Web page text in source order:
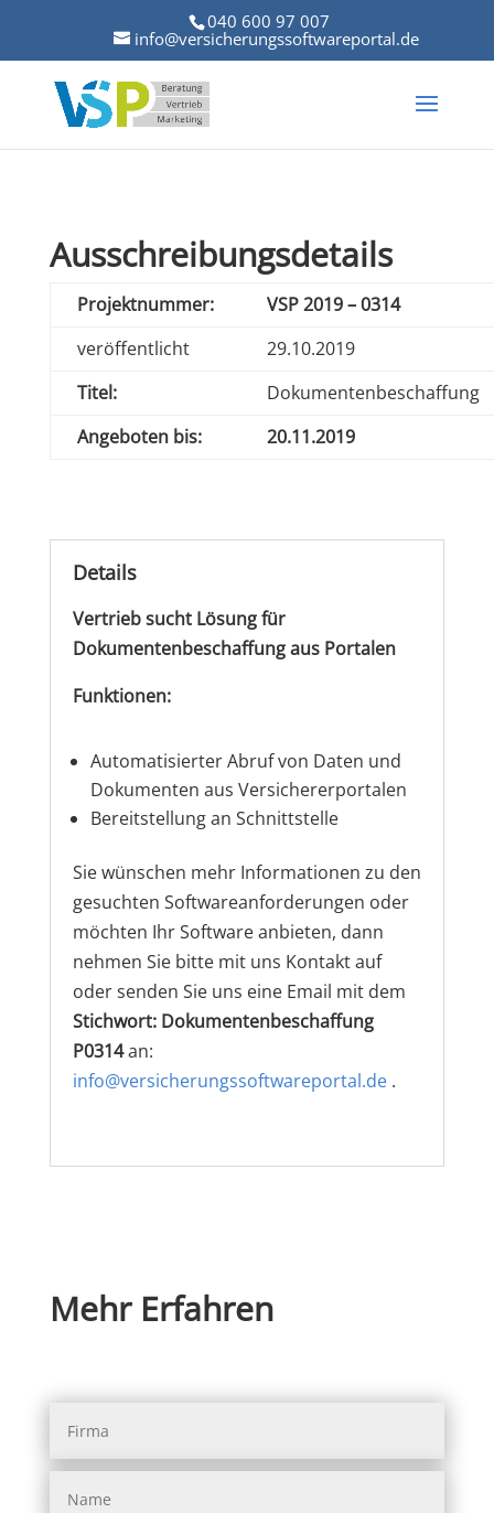
040 600 97 007
info@versicherungssoftwareportal.de
Ausschreibungsdetails
Projektnummer:
VSP 2019 – 0314
veröffentlicht
29.10.2019
Titel:
Dokumentenbeschaffung
Angeboten bis:
20.11.2019
Details
Vertrieb sucht Lösung für
Dokumentenbeschaffung aus Portalen
Funktionen:
Automatisierter Abruf von Daten und
Dokumenten aus Versichererportalen
Bereitstellung an Schnittstelle
Sie wünschen mehr Informationen zu den
gesuchten Softwareanforderungen oder
möchten Ihr Software anbieten, dann
nehmen Sie bitte mit uns Kontakt auf
oder senden Sie uns eine Email mit dem
Stichwort: Dokumentenbeschaffung
P0314an:
info@versicherungssoftwareportal.de.
Mehr Erfahren